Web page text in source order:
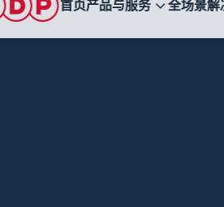
首页产品与服务 全场景解